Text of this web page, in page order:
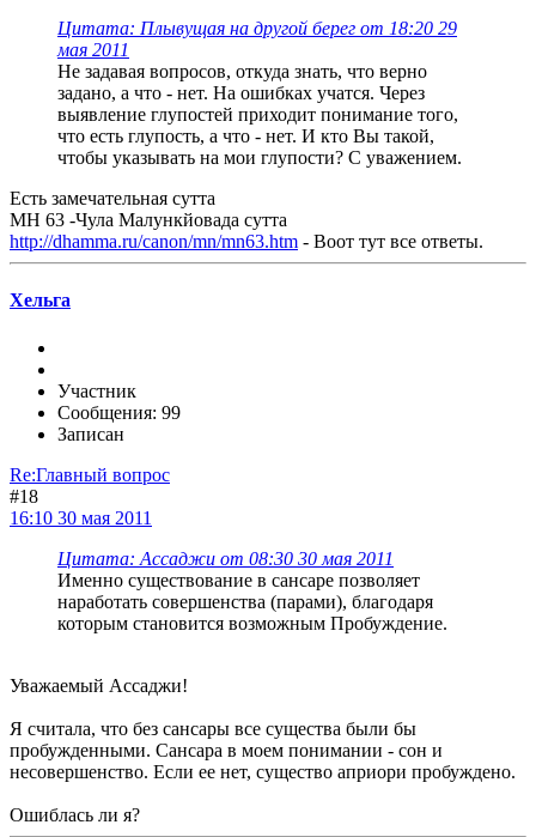
Цитата: Плывущая на другой берег от 18:20 29
мая 2011
Не задавая вопросов, откуда знать, что верно
задано, а что - нет. На ошибках учатся. Через
выявление глупостей приходит понимание того,
что есть глупость, а что - нет. И кто Вы такой,
чтобы указывать на мои глупости? С уважением.
Есть замечательная сутта
МН 63 -Чула Малункйовада сутта
http://dhamma.ru/canon/mn/mn63.htm - Воот тут все ответы.
Хельга
Участник
Сообщения: 99
Записан
Re:Главный вопрос
#18
16:10 30 мая 2011
Цитата: Ассаджи от 08:30 30 мая 2011
Именно существование в сансаре позволяет
наработать совершенства (парами), благодаря
которым становится возможным Пробуждение.
Уважаемый Ассаджи!
Я считала, что без сансары все существа были бы
пробужденными. Сансара в моем понимании - сон и
несовершенство. Если ее нет, существо априори пробуждено.
Ошиблась ли я?